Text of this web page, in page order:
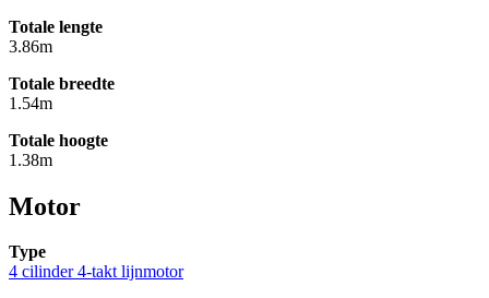
Totale lengte
3.86m
Totale breedte
1.54m
Totale hoogte
1.38m
Motor
Type
4 cilinder 4-takt lijnmotor